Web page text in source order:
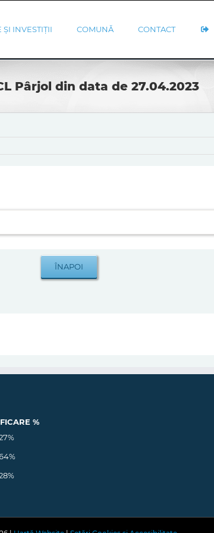
ȘI INVESTIȚII COMUNĂ CONTACT
Pârjol din data de 27.04.2023
%
%
%
%